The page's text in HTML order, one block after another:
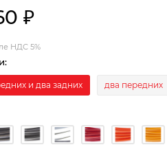
₽
НДС 5%
и два задних два передних